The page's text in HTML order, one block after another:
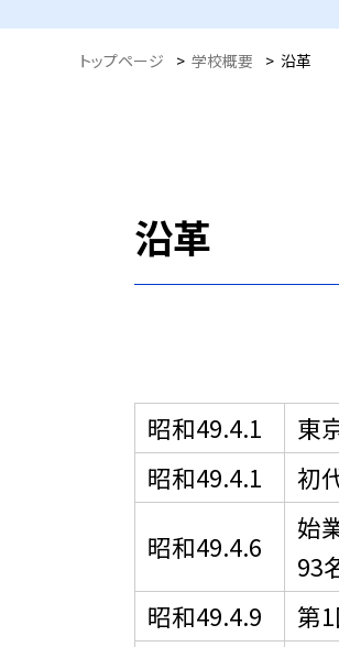
トップページ > 学校概要 > 沿革
沿革
昭和49.4.1
東
昭和49.4.1
初
昭和49.4.6
始
93
昭和49.4.9
第1